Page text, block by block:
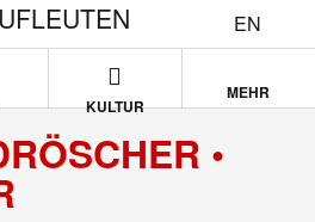
EN
KULTUR
MEHR
•